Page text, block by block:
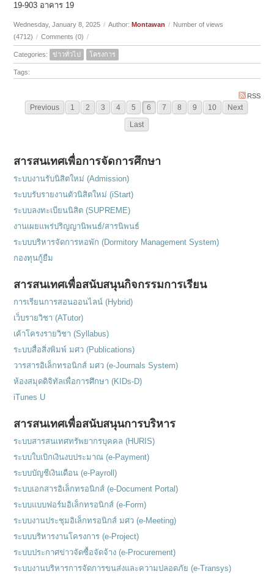
19-903 อาคาร 19
Wednesday, January 8, 2025 / Author: Montawan / Number of views
(4712) / Comments (0) /
Categories: ข่าวทั่วไป โครงการ
Tags:
RSS
Previous 1 2 3 4 5 6 7 8 9 10
Next
Last
สารสนเทศเพื่อการจัดการศึกษา
ระบบงานรับนิสิตใหม่ (Admission)
ระบบรับรายงานตัวนิสิตใหม่ (iStart)
ระบบลงทะเบียนนิสิต (SUPREME)
งานเผยแพร่ปริญญานิพนธ์/สารนิพนธ์
ระบบบริหารจัดการหอพัก (Dormitory Management System)
กองทุนกู้ยืม
สารสนเทศเพื่อสนับสนุนกิจกรรมการเรียน
การเรียนการสอนออนไลน์ (Hybrid)
เว็บรายวิชา (ATutor)
เค้าโครงรายวิชา (Syllabus)
ระบบสื่อสิ่งพิมพ์ มศว (Publications)
วารสารอิเล็กทรอนิกส์ มศว (e-Journals System)
ห้องสมุดดิจิทัลเพื่อการศึกษา (KIDs-D)
iTunes U
สารสนเทศเพื่อสนับสนุนการบริหาร
ระบบสารสนเทศทรัพยากรบุคคล (HURIS)
ระบบใบเบิกเงินงบประมาณ (e-Payment)
ระบบบัญชีเงินเดือน (e-Payroll)
ระบบเอกสารอิเล็กทรอนิกส์ (e-Document Portal)
ระบบแบบฟอร์มอิเล็กทรอนิกส์ (e-Form)
ระบบงานประชุมอิเล็กทรอนิกส์ มศว (e-Meeting)
ระบบบริหารงานโครงการ (e-Project)
ระบบประกาศข่าวจัดซื้อจัดจ้าง (e-Procurement)
ระบบงานบริหารการจัดการขนส่งและความปลอดภัย (e-Transys)